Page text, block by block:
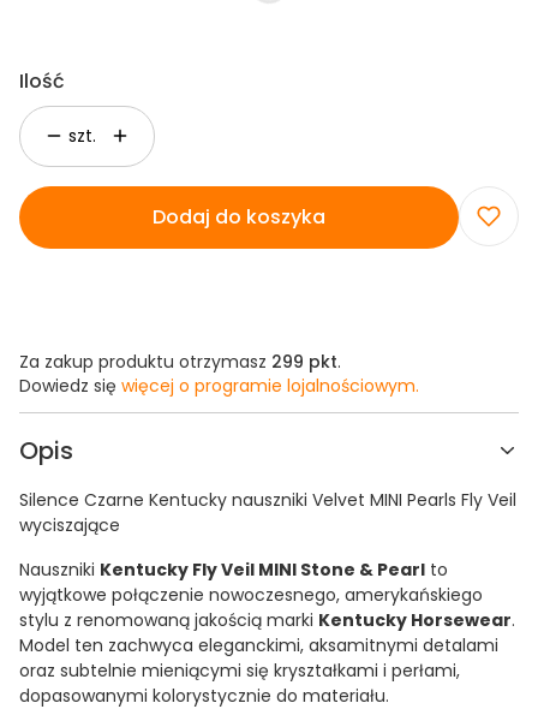
Ilość
szt.
Dodaj do koszyka
Za zakup produktu otrzymasz 299 pkt.
Dowiedz się więcej o programie lojalnościowym.
Opis
Silence Czarne Kentucky nauszniki Velvet MINI Pearls Fly Veil
wyciszające
Nauszniki Kentucky Fly Veil MINI Stone & Pearl to
wyjątkowe połączenie nowoczesnego, amerykańskiego
stylu z renomowaną jakością marki Kentucky Horsewear.
Model ten zachwyca eleganckimi, aksamitnymi detalami
oraz subtelnie mieniącymi się kryształkami i perłami,
dopasowanymi kolorystycznie do materiału.